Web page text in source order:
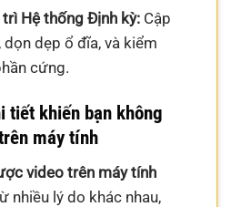
Hệ thống Định kỳ:Cập
dẹp ổ đĩa, và kiểm
cứng.
tiết khiến bạn không
máy tính
video trên máy tính
nhiều lý do khác nhau,